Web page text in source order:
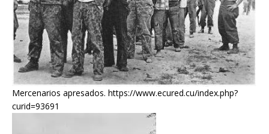
Mercenarios apresados. https://www.ecured.cu/index.php?
curid=93691